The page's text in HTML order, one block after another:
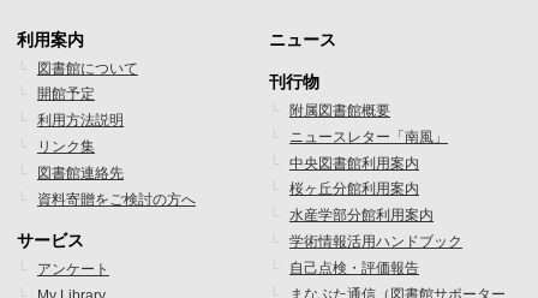
フ
ッ
タ
ー
メ
ニ
利用案内
図書館について
開館予定
利用方法説明
リンク集
図書館連絡先
資料寄贈をご検討の方へ
サービス
アンケート
フ
ッ
タ
ー
メ
ニ
ニュース
刊行物
附属図書館概要
ニュースレター「南風」
中央図書館利用案内
桜ヶ丘分館利用案内
水産学部分館利用案内
学術情報活用ハンドブック
自己点検・評価報告
まなぶた通信（図書館サポーター